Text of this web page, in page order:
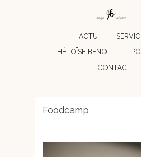
ACTU
HÉLOÏSE BENOIT
CONTACT
Foodcamp